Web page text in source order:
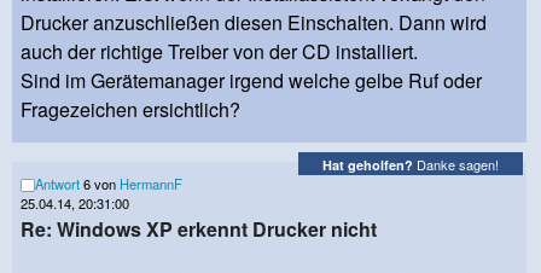
Drucker anzuschließen diesen Einschalten. Dann wird
auch der richtige Treiber von der CD installiert.
Sind im Gerätemanager irgend welche gelbe Ruf oder
Fragezeichen ersichtlich?
Hat geholfen? Danke sagen!
Antwort6 von HermannF
25.04.14, 20:31:00
Re: Windows XP erkennt Drucker nicht